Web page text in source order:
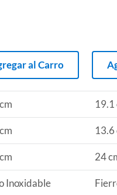
que también adquieras
de limpieza ordenados.
al Carro
19.1
13.6
24
Inoxidable